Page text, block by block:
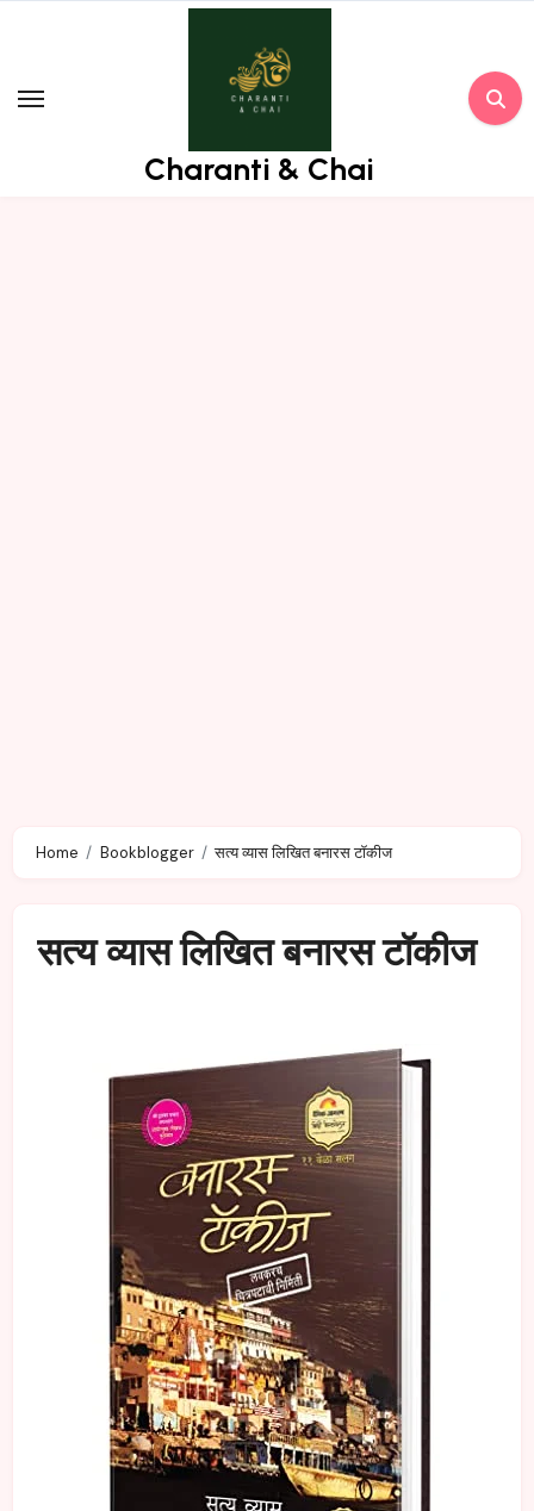
Charanti & Chai
Home Bookblogger सत्य व्यास लिखित बनारस टॉकीज
सत्य व्यास लिखित बनारस टॉकीज